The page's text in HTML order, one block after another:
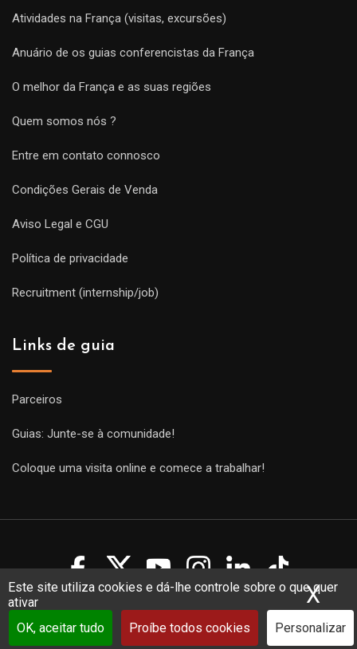
Este site utiliza cookies e dá-lhe controle sobre o que quer
ativar
OK, aceitar tudo
Proíbe todos cookies Personalizar
X
Atividades na França (visitas, excursões)
Anuário de os guias conferencistas da França
O melhor da França e as suas regiões
Quem somos nós ?
Entre em contato connosco
Condições Gerais de Venda
Aviso Legal e CGU
Política de privacidade
Recruitment (internship/job)
Links de guia
Parceiros
Guias: Junte-se à comunidade!
Coloque uma visita online e comece a trabalhar!
Copyright Guides 2021. Tous droits réservés.
Développement
web sur mesurepar iSoluce